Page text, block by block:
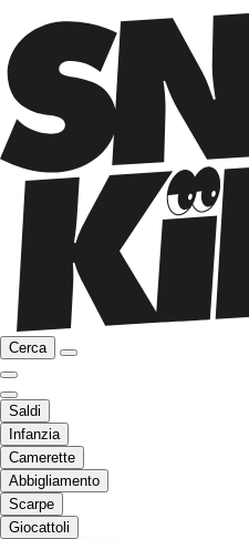
Cerca
Saldi
Infanzia
Camerette
Abbigliamento
Scarpe
Giocattoli